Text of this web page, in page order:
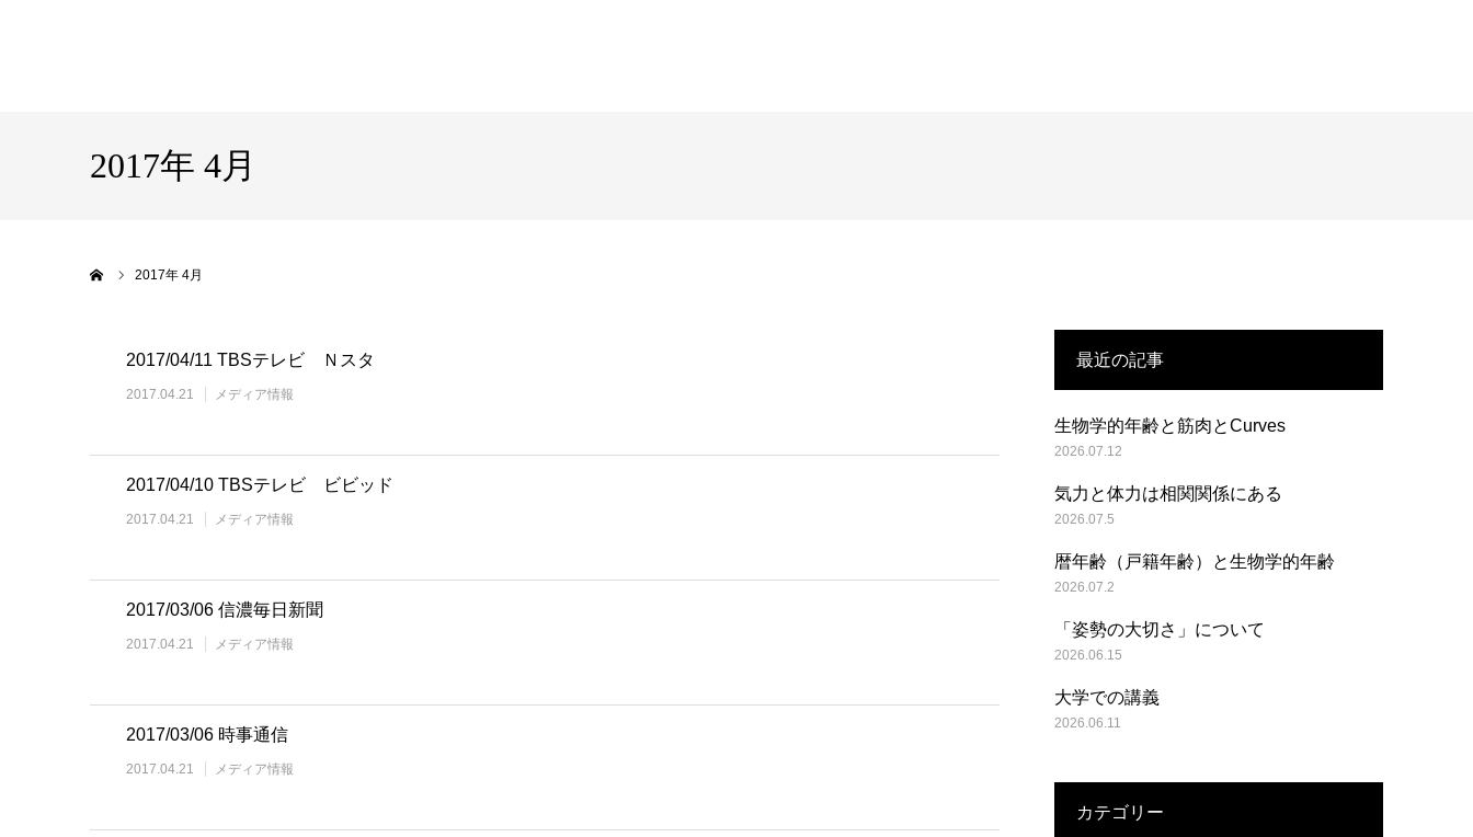
2017年 4月
2017年 4月
2017/04/11 TBSテレビ Ｎスタ
2017.04.21 メディア情報
2017/04/10 TBSテレビ ビビッド
2017.04.21 メディア情報
2017/03/06 信濃毎日新聞
2017.04.21 メディア情報
2017/03/06 時事通信
2017.04.21 メディア情報
最近の記事
生物学的年齢と筋肉とCurves
2026.07.12
気力と体力は相関関係にある
2026.07.5
暦年齢（戸籍年齢）と生物学的年齢
2026.07.2
「姿勢の大切さ」について
2026.06.15
大学での講義
2026.06.11
カテゴリー